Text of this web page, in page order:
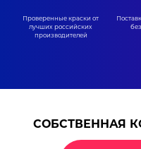
Проверенные краски от
лучших российских
производителей
СОБСТВЕННАЯ